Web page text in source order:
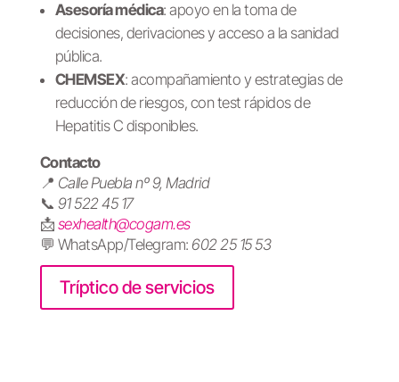
Asesoría médica: apoyo en la toma de
decisiones, derivaciones y acceso a la sanidad
pública.
CHEMSEX: acompañamiento y estrategias de
reducción de riesgos, con test rápidos de
Hepatitis C disponibles.
Contacto
📍 Calle Puebla nº 9, Madrid
📞 91 522 45 17
📩 sexhealth@cogam.es
💬 WhatsApp/Telegram:602 25 15 53
Tríptico de servicios